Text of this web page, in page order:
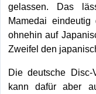
gelassen. Das
Mamedai
ohnehin auf
Zweifel den
Die deutsche Disc-
kann dafür aber